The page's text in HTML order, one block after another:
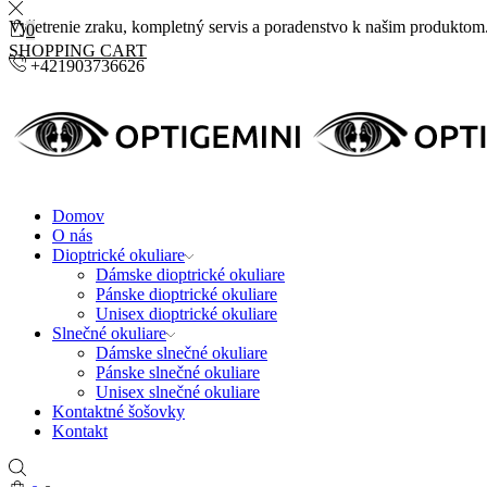
Vyšetrenie zraku, kompletný servis a poradenstvo k našim
+421903736626
Domov
O nás
Dioptrické okuliare
Dámske dioptrické okuliare
Pánske dioptrické okuliare
Unisex dioptrické okuliare
Slnečné okuliare
Dámske slnečné okuliare
Pánske slnečné okuliare
Unisex slnečné okuliare
Kontaktné šošovky
Kontakt
0
SHOPPING CART